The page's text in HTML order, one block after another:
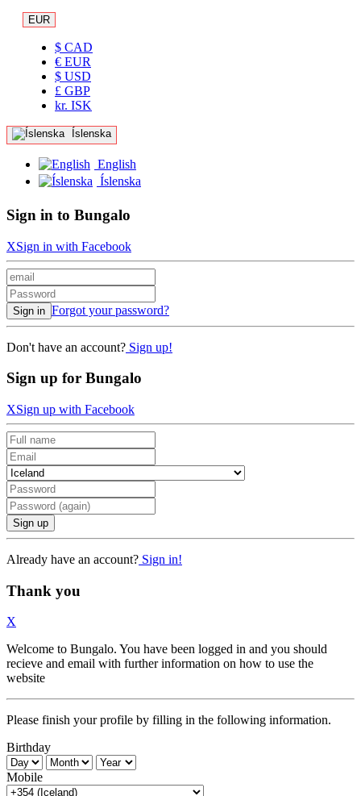
EUR
$ CAD
€ EUR
$ USD
£ GBP
kr. ISK
Íslenska
English
Íslenska
Sign in to Bungalo
XSign in with Facebook
Sign in Forgot your password?
Don't have an account? Sign up!
Sign up for Bungalo
XSign up with Facebook
Sign up
Already have an account? Sign in!
Thank you
X
Welcome to Bungalo. You have been logged in and you should
recieve and email with further information on how to use the
website
Please finish your profile by filling in the following information.
Birthday
Mobile